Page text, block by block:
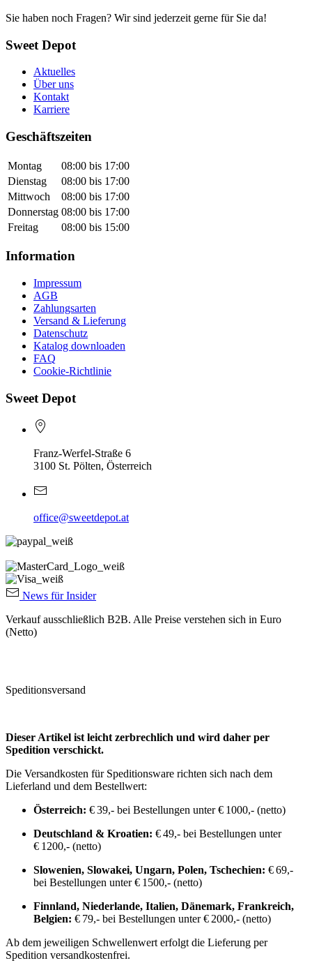
Sie haben noch Fragen? Wir sind jederzeit gerne für Sie da!
Sweet Depot
Aktuelles
Über uns
Kontakt
Karriere
Geschäftszeiten
Montag
08:00 bis 17:00
Dienstag
08:00 bis 17:00
Mittwoch
08:00 bis 17:00
Donnerstag 08:00 bis 17:00
Freitag
08:00 bis 15:00
Information
Impressum
AGB
Zahlungsarten
Versand & Lieferung
Datenschutz
Katalog downloaden
FAQ
Cookie-Richtlinie
Sweet Depot
Franz-Werfel-Straße 6
3100 St. Pölten, Österreich
office@sweetdepot.at
News für Insider
Verkauf ausschließlich B2B. Alle Preise verstehen sich in Euro
(Netto)
Speditionsversand
Dieser Artikel ist leicht zerbrechlich und wird daher per
Spedition verschickt.
Die Versandkosten für Speditionsware richten sich nach dem
Lieferland und dem Bestellwert:
Österreich: € 39,- bei Bestellungen unter € 1000,- (netto)
Deutschland & Kroatien: € 49,- bei Bestellungen unter
€ 1200,- (netto)
Slowenien, Slowakei, Ungarn, Polen, Tschechien: € 69,-
bei Bestellungen unter € 1500,- (netto)
Finnland, Niederlande, Italien, Dänemark, Frankreich,
Belgien: € 79,- bei Bestellungen unter € 2000,- (netto)
Ab dem jeweiligen Schwellenwert erfolgt die Lieferung per
Spedition versandkostenfrei.